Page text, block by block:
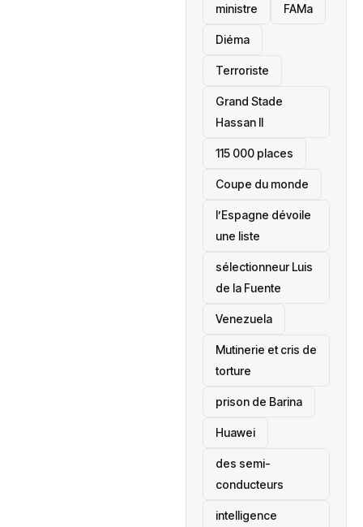
ministre FAMa
Diéma
Terroriste
Grand Stade
Hassan II
115 000 places
‎Coupe du monde
l’Espagne dévoile
une liste
sélectionneur Luis
de la Fuente
‎Venezuela
Mutinerie et cris de
torture
prison de Barina
Huawei
des semi-
conducteurs
intelligence